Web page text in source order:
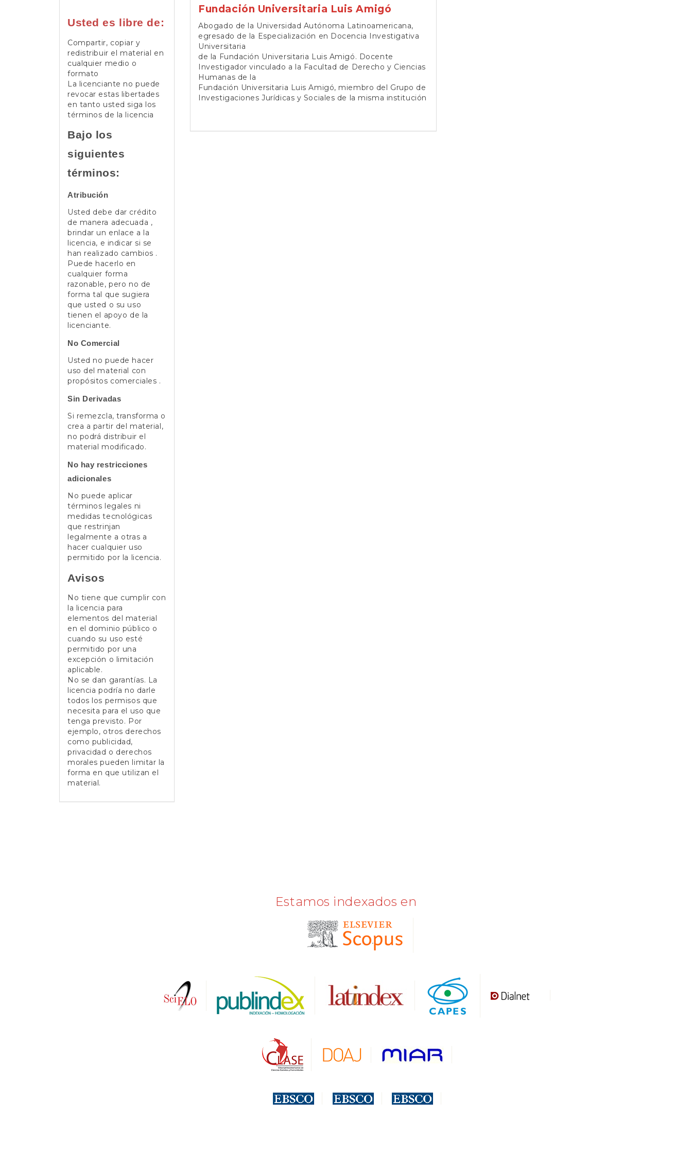
Usted es libre de:
Compartir, copiar y
redistribuir el material en
cualquier medio o
formato
La licenciante no puede
revocar estas libertades
en tanto usted siga los
términos de la licencia
Bajo los
siguientes
términos:
Atribución
Usted debe dar crédito
de manera adecuada ,
brindar un enlace a la
licencia, e indicar si se
han realizado cambios .
Puede hacerlo en
cualquier forma
razonable, pero no de
forma tal que sugiera
que usted o su uso
tienen el apoyo de la
licenciante.
No Comercial
Usted no puede hacer
uso del material con
propósitos comerciales .
Sin Derivadas
Si remezcla, transforma o
crea a partir del material,
no podrá distribuir el
material modificado.
No hay restricciones
adicionales
No puede aplicar
términos legales ni
medidas tecnológicas
que restrinjan
legalmente a otras a
hacer cualquier uso
permitido por la licencia.
Avisos
No tiene que cumplir con
la licencia para
elementos del material
en el dominio público o
cuando su uso esté
permitido por una
excepción o limitación
aplicable.
No se dan garantías. La
licencia podría no darle
todos los permisos que
necesita para el uso que
tenga previsto. Por
ejemplo, otros derechos
como publicidad,
privacidad o derechos
morales pueden limitar la
forma en que utilizan el
material.
Fundación Universitaria Luis Amigó
Abogado de la Universidad Autónoma Latinoamericana,
egresado de la Especialización en Docencia Investigativa
Universitaria
de la Fundación Universitaria Luis Amigó. Docente
Investigador vinculado a la Facultad de Derecho y Ciencias
Humanas de la
Fundación Universitaria Luis Amigó, miembro del Grupo de
Investigaciones Jurídicas y Sociales de la misma institución
Estamos indexados en